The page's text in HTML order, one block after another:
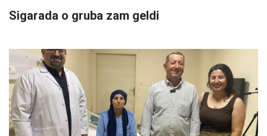
Sigarada o gruba zam geldi